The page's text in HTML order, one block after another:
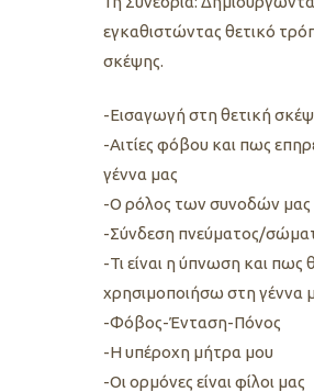
εγκαθιστώντας θετικό
σκέψης.
-Εισαγωγή στη θετική
-Αιτίες φόβου και πως
γέννα μας
-Ο ρόλος των συνοδών μας
-Σύνδεση πνεύματος/
-Τι είναι η ύπνωση και πως
χρησιμοποιήσω στη γέννα
-Φόβος-Ένταση-Πόνος
-Η υπέροχη μήτρα μου
-Οι ορμόνες είναι φίλοι μας